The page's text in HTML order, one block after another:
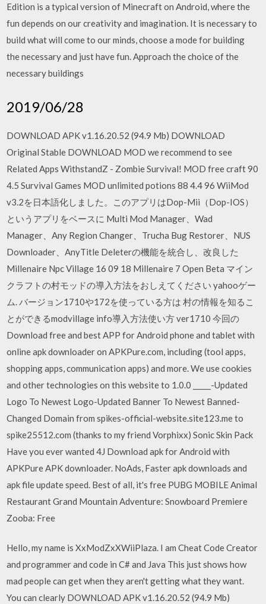
Edition is a typical version of Minecraft on Android, where the
fun depends on our creativity and imagination. It is necessary to
build what will come to our minds, choose a mode for building
the necessary and just have fun. Approach the choice of the
necessary buildings
2019/06/28
DOWNLOAD APK v1.16.20.52 (94.9 Mb) DOWNLOAD
Original Stable DOWNLOAD MOD we recommend to see
Related Apps WithstandZ - Zombie Survival! MOD free craft 90
4.5 Survival Games MOD unlimited potions 88 4.4 96 WiiMod
v3.2を日本語化しました。このアプリはDop-Mii（Dop-IOS）
というアプリをベースに Multi Mod Manager、Wad
Manager、Any Region Changer、Trucha Bug Restorer、NUS
Downloader、AnyTitle Deleterの機能を統合し、改良した
Millenaire Npc Village 16 09 18 Millenaire 7 Open Beta マイン
クラフトの村モッドの導入方法をおしえてください yahooゲー
ム. バージョン1710や172を使っている方は 村の情報を知るこ
とができるmodvillage info導入方法使い方 ver1710 今回の
Download free and best APP for Android phone and tablet with
online apk downloader on APKPure.com, including (tool apps,
shopping apps, communication apps) and more. We use cookies
and other technologies on this website to 1.0.0 _____-Updated
Logo To Newest Logo-Updated Banner To Newest Banned-
Changed Domain from spikes-official-website.site123.me to
spike25512.com (thanks to my friend Vorphixx) Sonic Skin Pack
Have you ever wanted 4J Download apk for Android with
APKPure APK downloader. NoAds, Faster apk downloads and
apk file update speed. Best of all, it's free PUBG MOBILE Animal
Restaurant Grand Mountain Adventure: Snowboard Premiere
Zooba: Free
Hello, my name is XxModZxXWiiPlaza. I am Cheat Code Creator
and programmer and code in C# and Java This just shows how
mad people can get when they aren't getting what they want.
You can clearly DOWNLOAD APK v1.16.20.52 (94.9 Mb)